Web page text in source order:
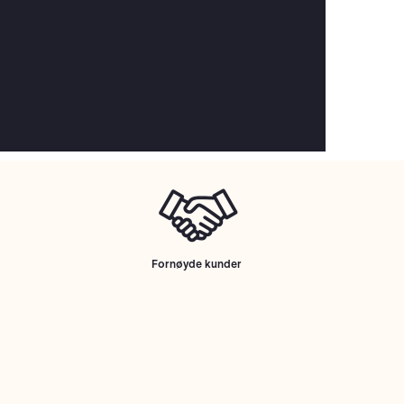
Fornøyde kunder